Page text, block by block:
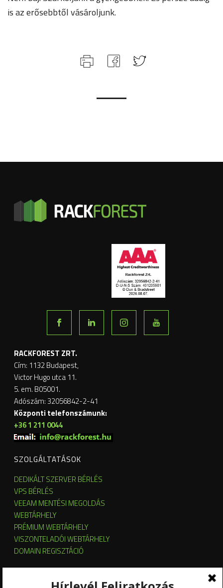
is az erősebbtől vásároljunk.
RACKFOREST ZRT.
Cím: 1132 Budapest,
Victor Hugo utca 11.
5. em. B05001.
Adószám: 32056842-2-41
Központi telefonszámunk:
+36 1 211 0044
SZOLGÁLTATÁSOK
DEDIKÁLT SZERVER BÉRLÉS
VPS BÉRLÉS
VEEAM MENTÉSI MEGOLDÁS
WEBTÁRHELY
PRÉMIUM WEBTÁRHELY
VISZONTELADÓI WEBTÁRHELY
DOMAIN REGISZTÁCIÓ
SZERVER ÜZEMELTETÉS